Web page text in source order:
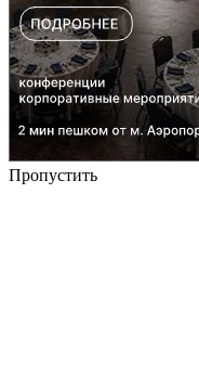
Пропустить